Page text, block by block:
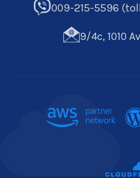
009-215-5596
9/4c, 1010